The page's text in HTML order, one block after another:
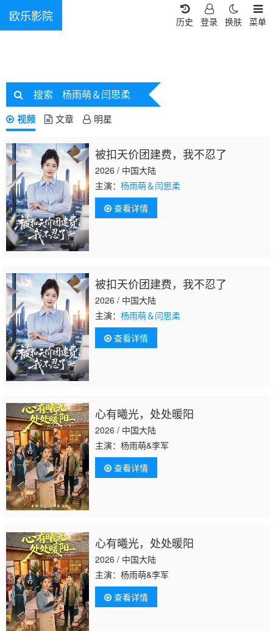
欧乐影院 菜单
换肤
登录
历史
搜索 杨雨萌＆闫思柔
视频 文章 明星
被扣天价团建费，我不忍了
2026 / 中国大陆
主演： 杨雨萌＆闫思柔
查看详情
被扣天价团建费，我不忍了
2026 / 中国大陆
主演： 杨雨萌＆闫思柔
查看详情
心有曦光，处处暖阳
2026 / 中国大陆
主演：杨雨萌&李军
查看详情
心有曦光，处处暖阳
2026 / 中国大陆
主演：杨雨萌&李军
查看详情